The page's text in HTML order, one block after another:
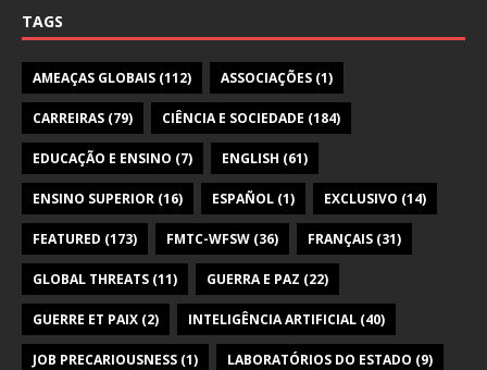
TAGS
AMEAÇAS GLOBAIS (112) ASSOCIAÇÕES (1)
CARREIRAS (79) CIÊNCIA E SOCIEDADE (184)
EDUCAÇÃO E ENSINO (7) ENGLISH (61)
ENSINO SUPERIOR (16) ESPAÑOL (1) EXCLUSIVO (14)
FEATURED (173) FMTC-WFSW (36) FRANÇAIS (31)
GLOBAL THREATS (11) GUERRA E PAZ (22)
GUERRE ET PAIX (2) INTELIGÊNCIA ARTIFICIAL (40)
JOB PRECARIOUSNESS (1) LABORATÓRIOS DO ESTADO (9)